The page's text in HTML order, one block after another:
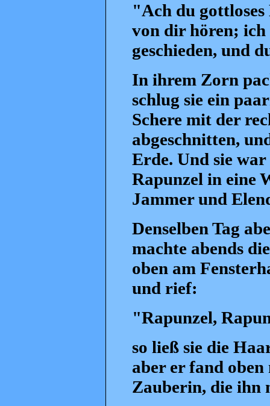
"Ach du
von dir hören; ich
geschieden, und
In ihrem Zorn
schlug sie ein
Schere mit der
abgeschnitten,
Erde. Und sie
Rapunzel in eine
Jammer und
Denselben Tag
machte abends
oben am
und rief:
"Rapunzel,
so ließ sie die
aber er fand oben
Zauberin, die ihn